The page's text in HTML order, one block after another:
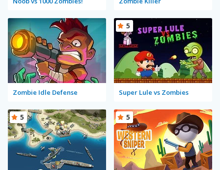
Zombie Idle Defense Super Lule vs Zombies
5
5 5